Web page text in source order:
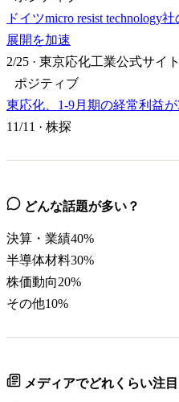
ドイツmicro resist technology
展開を加速
2/25 · 東京応化工業公式サイト
ポジティブ
東応化、1-9月期の経常利益
11/11 · 株探
どんな話題が多い？
決算・業績40%
半導体材料30%
株価動向20%
その他10%
メディアでどれくらい注